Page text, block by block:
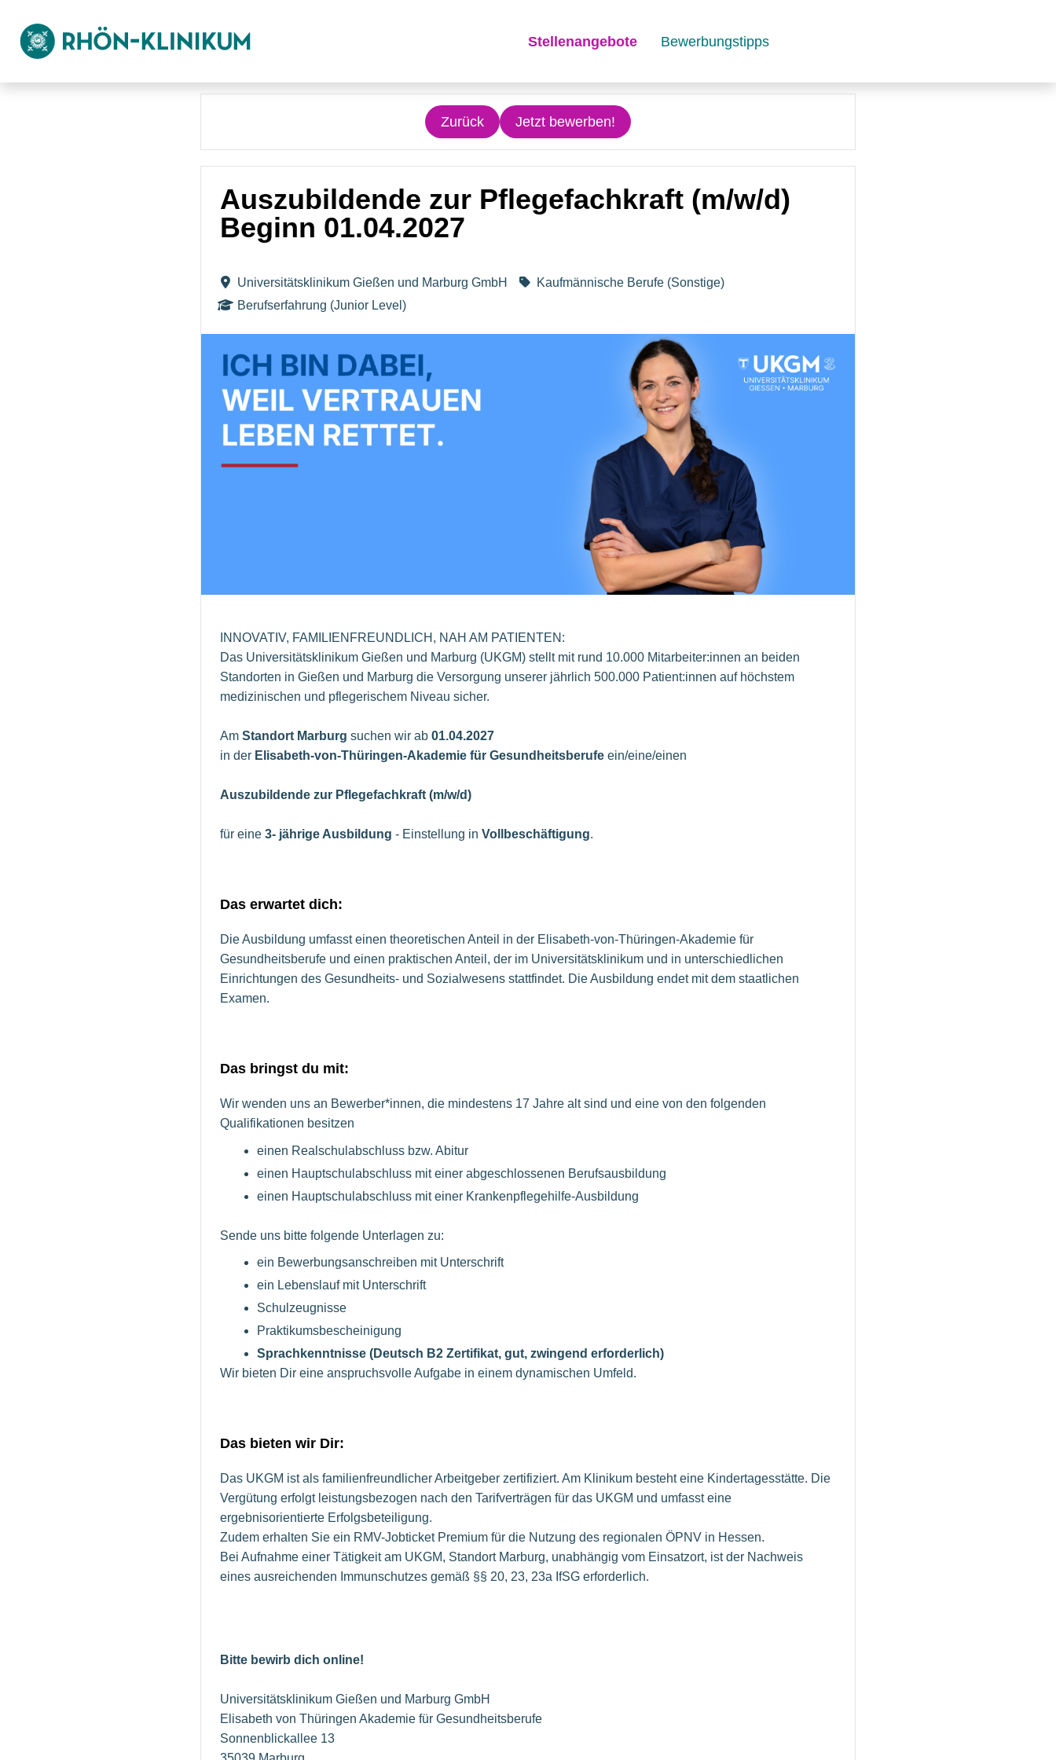
Stellenangebote Bewerbungstipps
Zurück Jetzt bewerben!
Auszubildende zur Pflegefachkraft (m/w/d)
Beginn 01.04.2027
Universitätsklinikum Gießen und Marburg GmbH
Berufserfahrung (Junior Level)
Kaufmännische Berufe (Sonstige)
INNOVATIV, FAMILIENFREUNDLICH, NAH AM PATIENTEN:
Das Universitätsklinikum Gießen und Marburg (UKGM) stellt mit rund 10.000 Mitarbeiter:innen an beiden
Standorten in Gießen und Marburg die Versorgung unserer jährlich 500.000 Patient:innen auf höchstem
medizinischen und pflegerischem Niveau sicher.
Am Standort Marburg suchen wir ab 01.04.2027
in der Elisabeth-von-Thüringen-Akademie für Gesundheitsberufe ein/eine/einen
Auszubildende zur Pflegefachkraft (m/w/d)
für eine 3- jährige Ausbildung - Einstellung in Vollbeschäftigung.
Das erwartet dich:
Die Ausbildung umfasst einen theoretischen Anteil in der Elisabeth-von-Thüringen-Akademie für
Gesundheitsberufe und einen praktischen Anteil, der im Universitätsklinikum und in unterschiedlichen
Einrichtungen des Gesundheits- und Sozialwesens stattfindet. Die Ausbildung endet mit dem staatlichen
Examen.
Das bringst du mit:
Wir wenden uns an Bewerber*innen, die mindestens 17 Jahre alt sind und eine von den folgenden
Qualifikationen besitzen
einen Realschulabschluss bzw. Abitur
einen Hauptschulabschluss mit einer abgeschlossenen Berufsausbildung
einen Hauptschulabschluss mit einer Krankenpflegehilfe-Ausbildung
Sende uns bitte folgende Unterlagen zu:
ein Bewerbungsanschreiben mit Unterschrift
ein Lebenslauf mit Unterschrift
Schulzeugnisse
Praktikumsbescheinigung
Sprachkenntnisse (Deutsch B2 Zertifikat, gut, zwingend erforderlich)
Wir bieten Dir eine anspruchsvolle Aufgabe in einem dynamischen Umfeld.
Das bieten wir Dir:
Das UKGM ist als familienfreundlicher Arbeitgeber zertifiziert. Am Klinikum besteht eine Kindertagesstätte. Die
Vergütung erfolgt leistungsbezogen nach den Tarifverträgen für das UKGM und umfasst eine
ergebnisorientierte Erfolgsbeteiligung.
Zudem erhalten Sie ein RMV-Jobticket Premium für die Nutzung des regionalen ÖPNV in Hessen.
Bei Aufnahme einer Tätigkeit am UKGM, Standort Marburg, unabhängig vom Einsatzort, ist der Nachweis
eines ausreichenden Immunschutzes gemäß §§ 20, 23, 23a IfSG erforderlich.
Bitte bewirb dich online!
Universitätsklinikum Gießen und Marburg GmbH
Elisabeth von Thüringen Akademie für Gesundheitsberufe
Sonnenblickallee 13